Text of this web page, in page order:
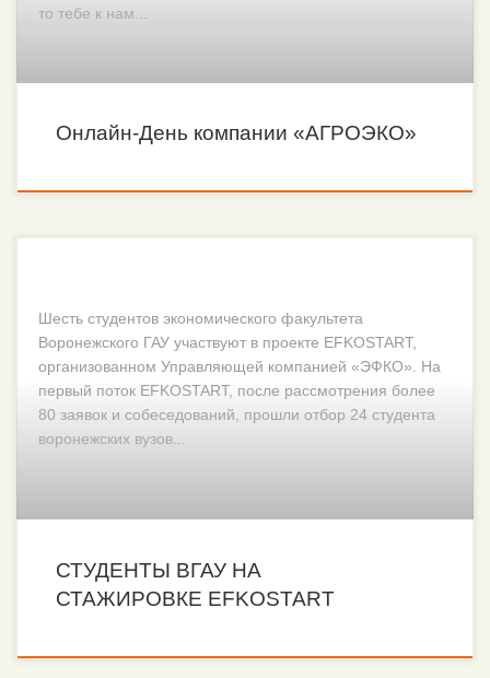
то тебе к нам...
Онлайн-День компании «АГРОЭКО»
Шесть студентов экономического факультета
Воронежского ГАУ участвуют в проекте EFKOSTART,
организованном Управляющей компанией «ЭФКО». На
первый поток EFKOSTART, после рассмотрения более
80 заявок и собеседований, прошли отбор 24 студента
воронежских вузов...
СТУДЕНТЫ ВГАУ НА
СТАЖИРОВКЕ EFKOSTART